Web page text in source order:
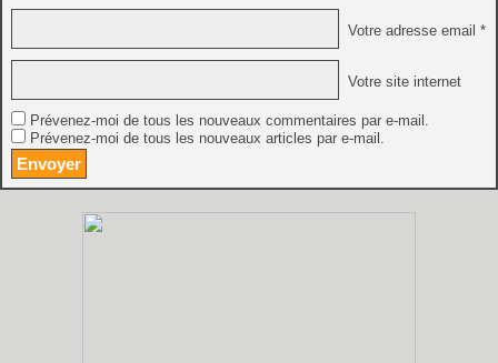
Votre adresse email *
Votre site internet
Prévenez-moi de tous les nouveaux commentaires par e-mail.
Prévenez-moi de tous les nouveaux articles par e-mail.